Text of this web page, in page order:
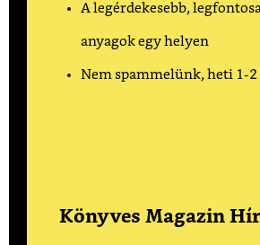
A legérdekesebb,
anyagok egy helyen
Nem spammelünk, heti 1-
Könyves Magazin